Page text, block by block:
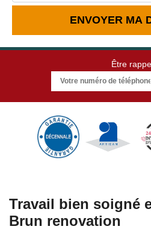
Être
Travail bien soigné
Brun renovation